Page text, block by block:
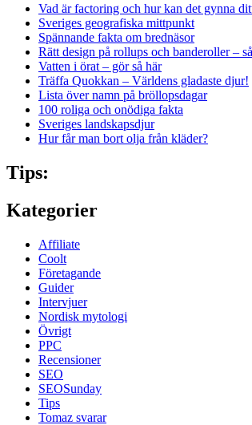
Vad är factoring och hur kan det gynna
Sveriges geografiska mittpunkt
Spännande fakta om brednäsor
Rätt design på rollups och banderoller –
Vatten i örat – gör så här
Träffa Quokkan – Världens gladaste djur!
Lista över namn på bröllopsdagar
100 roliga och onödiga fakta
Sveriges landskapsdjur
Hur får man bort olja från kläder?
Tips:
Kategorier
Affiliate
Coolt
Företagande
Guider
Intervjuer
Nordisk mytologi
Övrigt
PPC
Recensioner
SEO
SEOSunday
Tips
Tomaz svarar